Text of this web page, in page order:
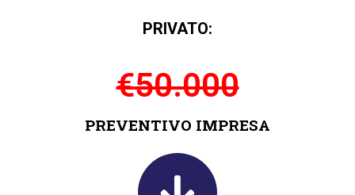
PRIVATO:
PREVENTIVO IMPRESA
€50.000